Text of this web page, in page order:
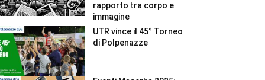
rapporto tra corpo e
immagine
UTR vince il 45° Torneo
di Polpenazze